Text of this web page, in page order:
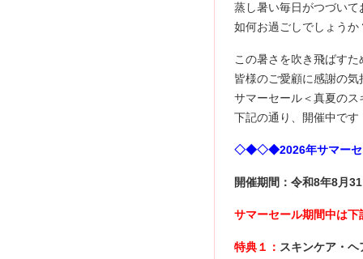
蒸し暑い毎日がつづいて
如何お過ごしでしょうか
この暑さを吹き飛ばす
皆様のご愛顧に感謝の
サマーセール＜真夏の
下記の通り、開催中です
◇◆◇◆2026年サマーセ
開催期間：令和8年8月
サマーセール期間中は
特典１： スキンケア・